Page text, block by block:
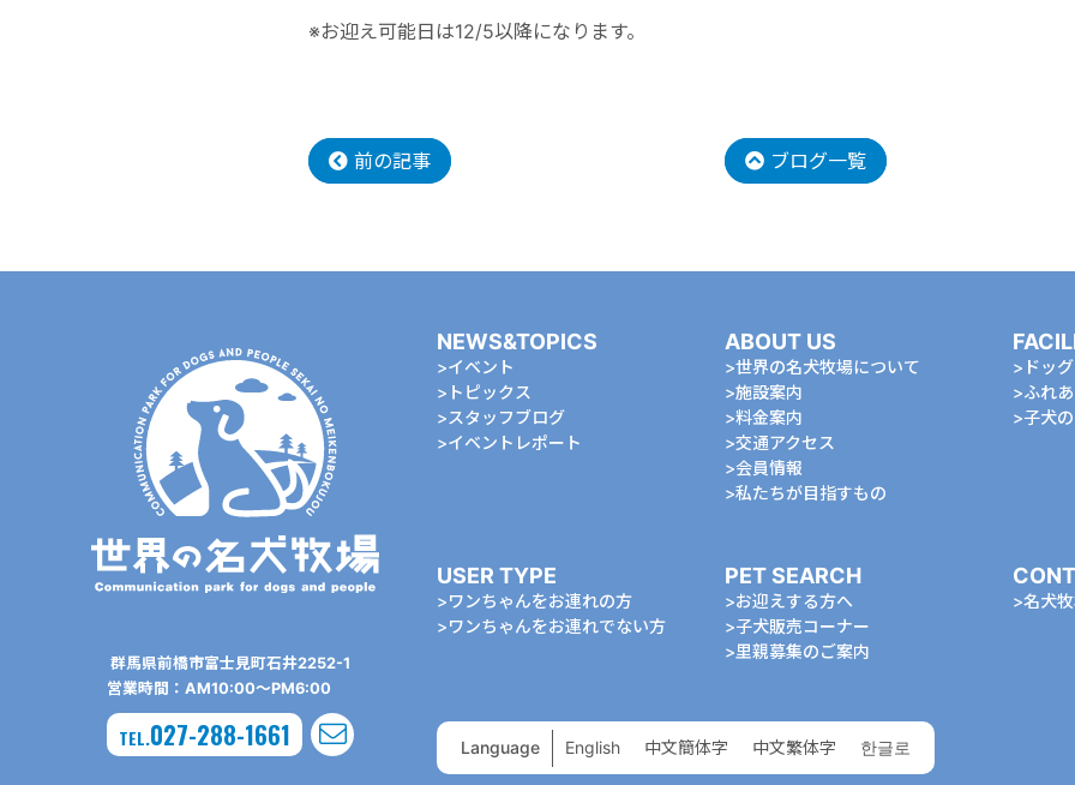
※お迎え可能日は12/5以降になります。
前の記事 ブログ一覧
群⾺県前橋市富⼠⾒町⽯井2252-1
営業時間：AM10:00〜PM6:00
TEL.027-288-1661
NEWS&TOPICS
イベント
トピックス
スタッフブログ
イベントレポート
ABOUT US
世界の名犬牧場について
施設案内
料金案内
交通アクセス
会員情報
私たちが⽬指すもの
ドッ
ふれ
⼦⽝
USER TYPE
ワンちゃんをお連れの⽅
ワンちゃんをお連れでない⽅
PET SEARCH
お迎えする⽅へ
⼦⽝販売コーナー
⾥親募集のご案内
名⽝
Language English 中⽂簡体字 中⽂繁体字 한글로